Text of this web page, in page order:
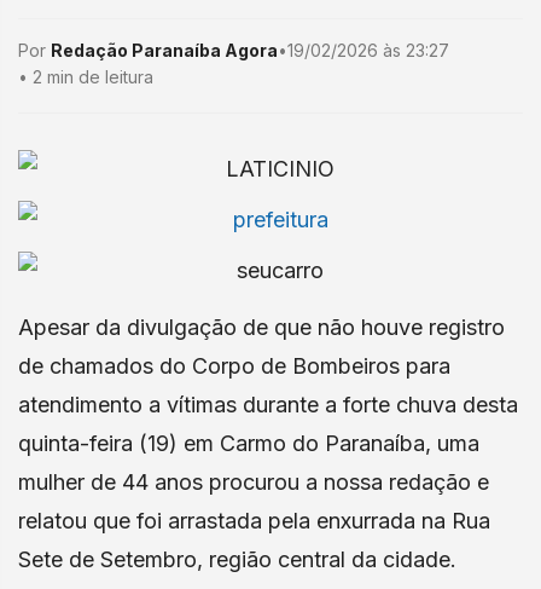
Por Redação Paranaíba Agora•19/02/2026 às 23:27
• 2 min de leitura
Apesar da divulgação de que não houve registro
de chamados do Corpo de Bombeiros para
atendimento a vítimas durante a forte chuva desta
quinta-feira (19) em Carmo do Paranaíba, uma
mulher de 44 anos procurou a nossa redação e
relatou que foi arrastada pela enxurrada na Rua
Sete de Setembro, região central da cidade.